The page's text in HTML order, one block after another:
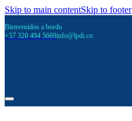
Skip to main contentSkip to footer
Bienvenidos a bordo
+57 320 494 5669info@lpdi.co